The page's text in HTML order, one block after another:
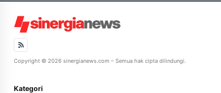
Copyright © 2026 sinergianews.com – Semua hak cipta dilindungi.
Kategori